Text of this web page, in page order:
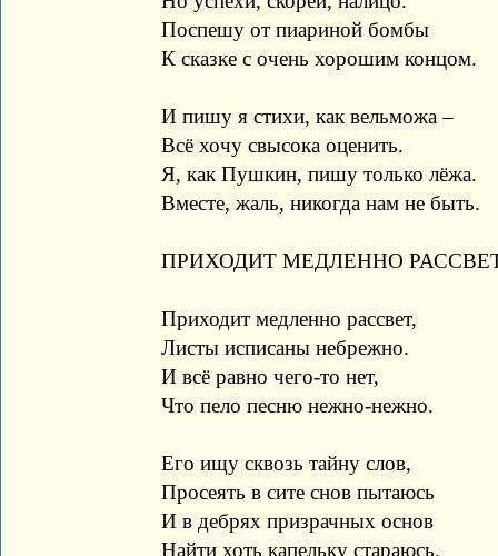
Поспешу от пиариной бомбы
К сказке с очень хорошим концом.
И пишу я стихи, как вельможа –
Всё хочу свысока оценить.
Я, как Пушкин, пишу только лёжа.
Вместе, жаль, никогда нам не быть.
ПРИХОДИТ МЕДЛЕННО
Приходит медленно рассвет,
Листы исписаны небрежно.
И всё равно чего-то нет,
Что пело песню нежно-нежно.
Его ищу сквозь тайну слов,
Просеять в сите снов пытаюсь
И в дебрях призрачных основ
Найти хоть капельку стараюсь.